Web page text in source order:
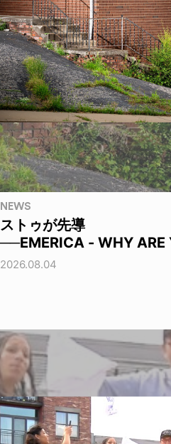
NEWS
ストゥが先導
──EMERICA - WHY ARE
2026.08.04